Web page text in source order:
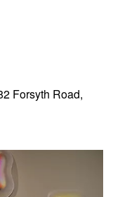
Forsyth Road,